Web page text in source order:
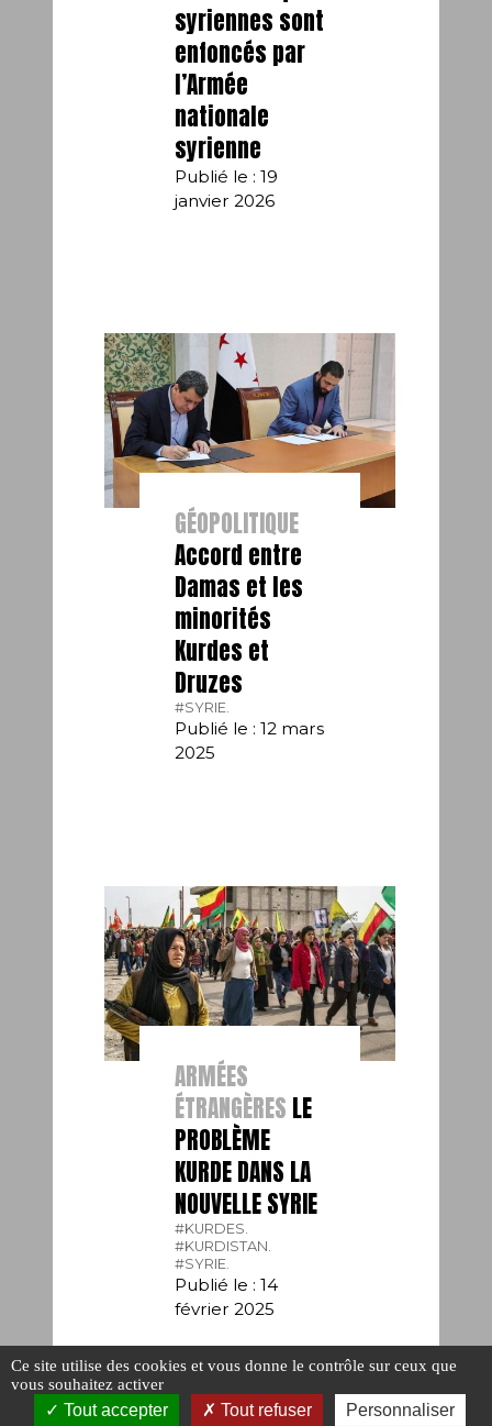
syriennes sont
enfoncés par
l’Armée
nationale
syrienne
Publié le : 19
janvier 2026
GÉOPOLITIQUE
Accord entre
Damas et les
minorités
Kurdes et
Druzes
#SYRIE.
Publié le : 12 mars
2025
ARMÉES
ÉTRANGÈRES LE
PROBLÈME
KURDE DANS LA
NOUVELLE SYRIE
#KURDES.
#KURDISTAN.
#SYRIE.
Publié le : 14
février 2025
Ce site utilise des cookies et vous donne le contrôle sur ceux que
vous souhaitez activer
Tout accepter Tout refuser Personnaliser